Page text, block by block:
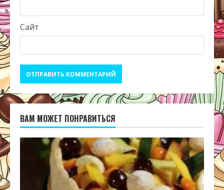
Сайт
ВАМ МОЖЕТ ПОНРАВИТЬСЯ